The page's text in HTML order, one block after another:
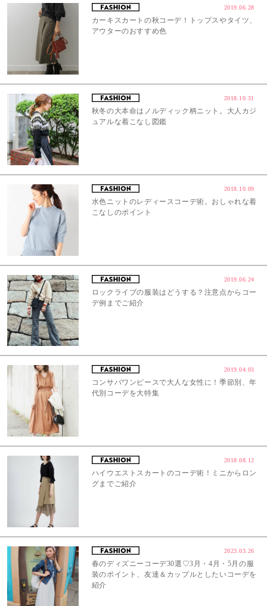
2019.06.28
カーキスカートの秋コーデ！トップスやタイツ、
アウターのおすすめ色
2018.10.31
秋冬の大本命はノルディック柄ニット。大人カジ
ュアルな着こなし図鑑
2018.10.09
水色ニットのレディースコーデ術。おしゃれな着
こなしのポイント
2019.06.24
ロックライブの服装はどうする？注意点からコー
デ例までご紹介
2019.04.03
コンサバワンピースで大人な女性に！季節別、年
代別コーデを大特集
2018.08.12
ハイウエストスカートのコーデ術！ミニからロン
グまでご紹介
2023.03.26
春のディズニーコーデ30選♡3月・4月・5月の服
装のポイント、友達＆カップルとしたいコーデを
紹介